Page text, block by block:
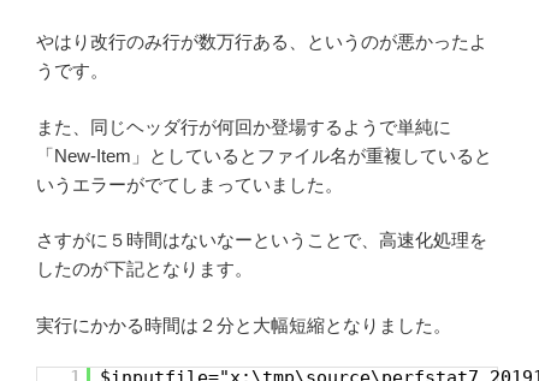
やはり改行のみ行が数万行ある、というのが悪かったよ
うです。
また、同じヘッダ行が何回か登場するようで単純に
「New-Item」としているとファイル名が重複していると
いうエラーがでてしまっていました。
さすがに５時間はないなーということで、高速化処理を
したのが下記となります。
実行にかかる時間は２分と大幅短縮となりました。